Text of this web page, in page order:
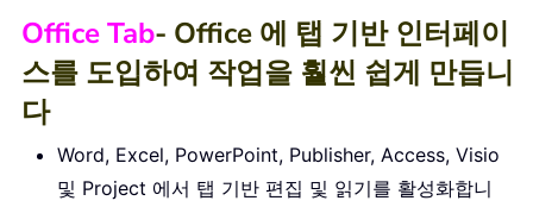
Office Tab- Office 에 탭 기반 인터페이
스를 도입하여 작업을 훨씬 쉽게 만듭니
다
Word, Excel, PowerPoint, Publisher, Access, Visio
및 Project 에서 탭 기반 편집 및 읽기를 활성화합니